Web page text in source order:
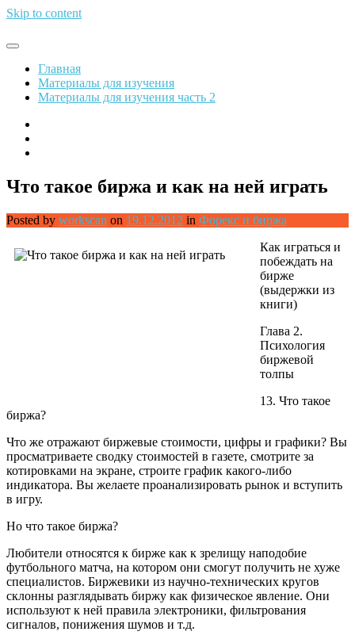
Skip to content
Обрети финансовую свободу
Главная
Материалы для изучения
Материалы для изучения часть 2
Что такое биржа и как на ней играть
Posted by workscan on 19.12.2012 in Форекс и биржа
Как играться и
побеждать на
бирже
(выдержки из
книги)
Глава 2.
Психология
биржевой
толпы
13. Что такое
биржа?
Что же отражают биржевые стоимости, цифры и графики? Вы
просматриваете сводку стоимостей в газете, смотрите за
котировками на экране, строите график какого-либо
индикатора. Вы желаете проанализировать рынок и вступить
в игру.
Но что такое биржа?
Любители относятся к бирже как к зрелищу наподобие
футбольного матча, на котором они смогут получить не хуже
специалистов. Биржевики из научно-технических кругов
склонны разглядывать биржу как физическое явление. Они
используют к ней правила электроники, фильтрования
сигналов, понижения шумов и т.д.